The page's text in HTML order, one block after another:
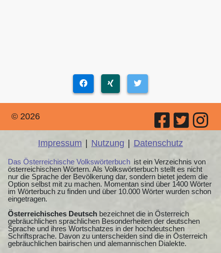
© 2026
Impressum | Nutzung | Datenschutz
Das Österreichische Volkswörterbuch ist ein Verzeichnis von
österreichischen Wörtern. Als Volkswörterbuch stellt es nicht
nur die Sprache der Bevölkerung dar, sondern bietet jedem die
Option selbst mit zu machen. Momentan sind über 1400 Wörter
im Wörterbuch zu finden und über 10.000 Wörter wurden schon
eingetragen.
Österreichisches Deutsch bezeichnet die in Österreich
gebräuchlichen sprachlichen Besonderheiten der deutschen
Sprache und ihres Wortschatzes in der hochdeutschen
Schriftsprache. Davon zu unterscheiden sind die in Österreich
gebräuchlichen bairischen und alemannischen Dialekte.